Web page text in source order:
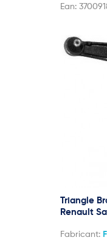
Ean:
Triangle
Renault
Fabricant: